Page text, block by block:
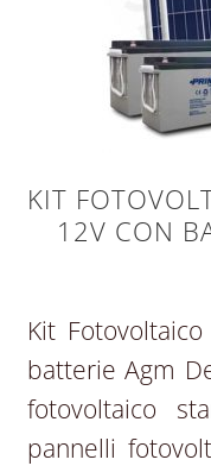
KIT
12V CON
Kit
batterie Agm
fotovoltaico
pannelli